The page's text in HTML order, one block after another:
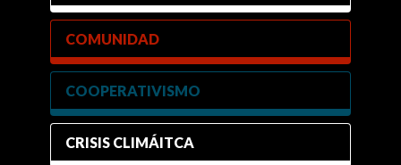
COMUNIDAD
COOPERATIVISMO
CRISIS CLIMÁITCA